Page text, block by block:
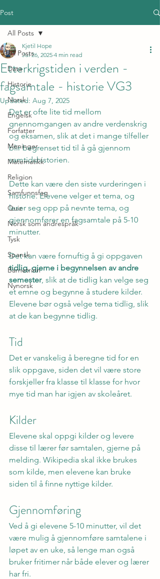
Post
All Posts
Data
Historie
Norsk
Engelsk
Forfatter
Meninger
Matematikk
Religion
Samfunnsfag
Quiz
Norsk som andrespråk
Tysk
Spansk
Barnetrinn
Nynorsk
All Posts
Etterkrigstiden i verden -
fagsamtale - historie VG3
Kjetil Hope
Jul 26, 2025 4 min read
Updated: Aug 7, 2025
Det er ofte lite tid mellom
gnennomgangen av andre verdenskrig
og eksamen, slik at det i mange tilfeller
blir begrenset tid til å gå gjennom
samtidshistorien.
Dette kan være den siste vurderingen i
historie. Elevene velger et tema, og
leser seg opp på nevnte tema, og
gjennomfører en fagsamtale på 5-10
minutter.
Det kan være fornuftig å gi oppgaven
tidlig, gjerne i begynnelsen av andre
semester, slik at de tidlig kan velge seg
et emne og begynne å studere kilder.
Elevene bør også velge tema tidlig, slik
at de kan begynne tidlig.
Tid
Det er vanskelig å beregne tid for en
slik oppgave, siden det vil være store
forskjeller fra klasse til klasse for hvor
mye tid man har igjen av skoleåret.
Kilder
Elevene skal oppgi kilder og levere
disse til lærer før samtalen, gjerne på
melding. Wikipedia skal ikke brukes
som kilde, men elevene kan bruke
siden til å finne nyttige kilder.
Gjennomføring
Ved å gi elevene 5-10 minutter, vil det
være mulig å gjennomføre samtalene i
løpet av en uke, så lenge man også
bruker fritimer når både elever og lærer
har fri.